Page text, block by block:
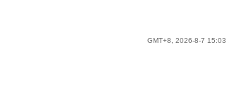
GMT+8, 2026-8-7 15:03